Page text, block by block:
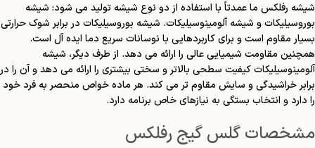
شیشه رفلکس ما عمدتاً با استفاده از دو نوع شیشه تولید می شود: شیشه
بوروسیلیکات و شیشه آلومینوسیلیکات. شیشه بوروسیلیکات در برابر شوک حرارتی
بسیار مقاوم است و برای کاربردهایی با نوسانات سریع دما ایده آل است.
همچنین مقاومت شیمیایی عالی را ارائه می دهد. از طرف دیگر، شیشه
آلومینوسیلیکات کیفیت سطحی بالاتر و سختی بیشتری را ارائه می دهد و آن را در
برابر خراشیدگی و سایش مقاوم تر می کند. هر ماده خواص منحصر به فرد خود
را دارد و انتخاب بستگی به نیازهای خاص برنامه دارد.
مشخصات گلس گیج رفلکس